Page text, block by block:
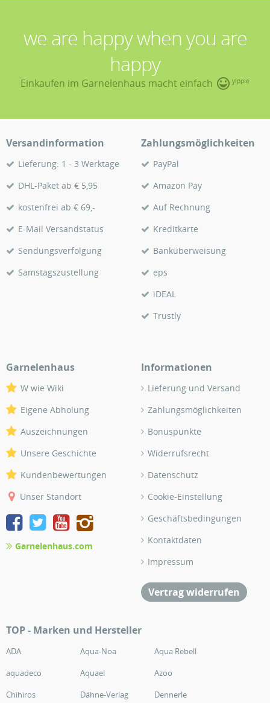
we are happy when you are
happy
Einkaufen im Garnelenhaus macht einfach yippie
Versandinformation
Lieferung: 1 - 3 Werktage
DHL-Paket ab € 5,95
kostenfrei ab € 69,-
E-Mail Versandstatus
Sendungsverfolgung
Samstagszustellung
Zahlungsmöglichkeiten
PayPal
Amazon Pay
Auf Rechnung
Kreditkarte
Banküberweisung
eps
iDEAL
Trustly
Garnelenhaus
W wie Wiki
Eigene Abholung
Auszeichnungen
Unsere Geschichte
Kundenbewertungen
Unser Standort
Garnelenhaus.com
Informationen
Lieferung und Versand
Zahlungsmöglichkeiten
Bonuspunkte
Widerrufsrecht
Datenschutz
Cookie-Einstellung
Geschäftsbedingungen
Kontaktdaten
Impressum
Vertrag widerrufen
TOP - Marken und Hersteller
ADA Aqua-Noa
Aqua Rebell
aquadeco
Aquael
Azoo
Chihiros
Dähne-Verlag
Dennerle